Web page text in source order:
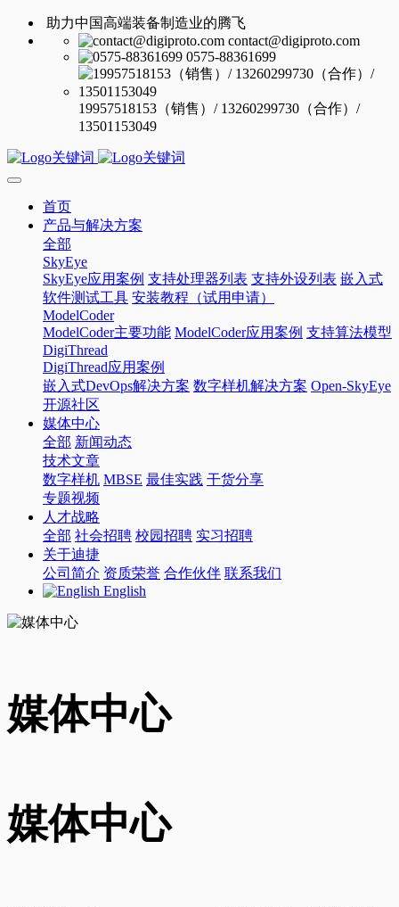
助力中国高端装备制造业的腾飞
contact@digiproto.com
0575-88361699
19957518153（销售）/ 13260299730（合作）/
13501153049
首页
产品与解决方案
全部
SkyEye
SkyEye应用案例 支持处理器列表 支持外设列表 嵌入式
软件测试工具 安装教程（试用申请）
ModelCoder
ModelCoder主要功能 ModelCoder应用案例 支持算法模型
DigiThread
DigiThread应用案例
嵌入式DevOps解决方案 数字样机解决方案 Open-SkyEye
开源社区
媒体中心
全部 新闻动态
技术文章
数字样机 MBSE 最佳实践 干货分享
专题视频
人才战略
全部 社会招聘 校园招聘 实习招聘
关于迪捷
公司简介 资质荣誉 合作伙伴 联系我们
English
媒体中心
媒体中心